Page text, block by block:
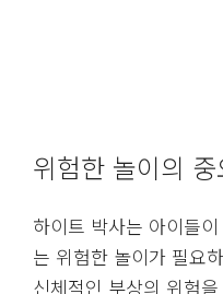
위험한 놀이의 중
하이트 박사는 아이들
는 위험한 놀이가 필요
신체적인 부상의 위험